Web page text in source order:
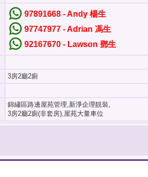
97891668 - Andy 楊生
97747977 - Adrian 馮生
92167670 - Lawson 鄧生
3房2廳2廁
錦繡區路邊屋苑管理,新淨企理靚裝,
3房2廳2廁(非套房),屋苑大量車位